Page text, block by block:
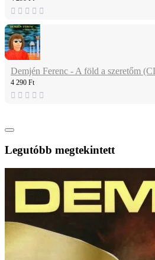
Demjén Ferenc - A föld a szeretőm
4 290 Ft
Legutóbb megtekintett